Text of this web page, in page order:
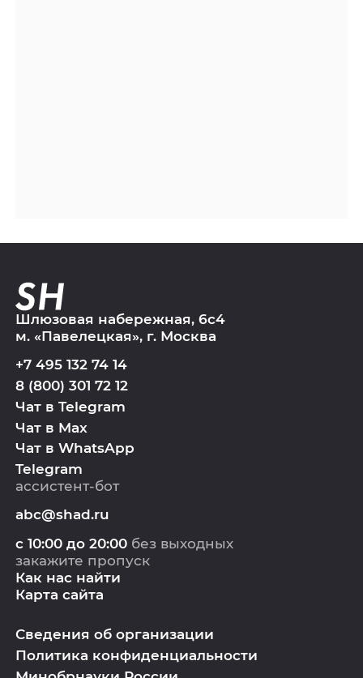
Шлюзовая набережная, 6с4
м. «Павелецкая», г. Москва
+7 495 132 74 14
8 (800) 301 72 12
Чат в Telegram
Чат в Max
Чат в WhatsApp
Telegram
ассистент-бот
abc@shad.ru
с 10:00 до 20:00 без выходных
закажите пропуск
Как нас найти
Карта сайта
Сведения об организации
Политика конфиденциальности